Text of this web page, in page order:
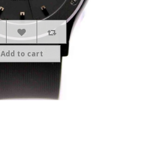
Add to cart